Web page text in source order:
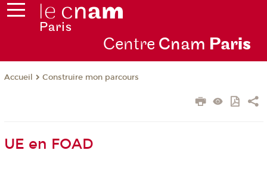
Centre Cnam Paris
Accueil Construire mon parcours
UE en FOAD